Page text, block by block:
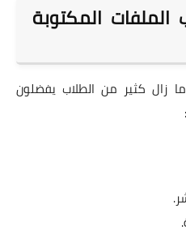
الملفات المكتوبة
ما زال كثير من الطلاب يفضلون